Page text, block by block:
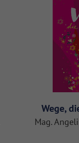
Wege,
Mag.